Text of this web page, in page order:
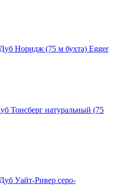
Норидж (75 м бухта) Egger
Тонсберг натуральный (75
Уайт-Ривер серо-